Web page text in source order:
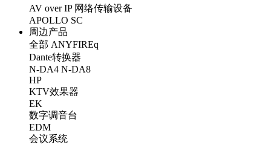
AV over IP 网络传输设备
APOLLO SC
周边产品
全部 ANYFIREq
Dante转换器
N-DA4 N-DA8
HP
KTV效果器
EK
数字调音台
EDM
会议系统